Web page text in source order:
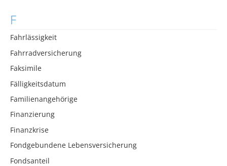
F
Fahrlässigkeit
Fahrradversicherung
Faksimile
Fälligkeitsdatum
Familienangehörige
Finanzierung
Finanzkrise
Fondgebundene Lebensversicherung
Fondsanteil